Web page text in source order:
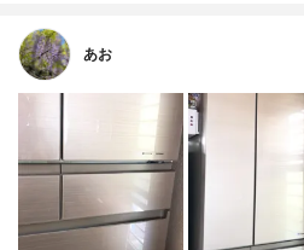
あお